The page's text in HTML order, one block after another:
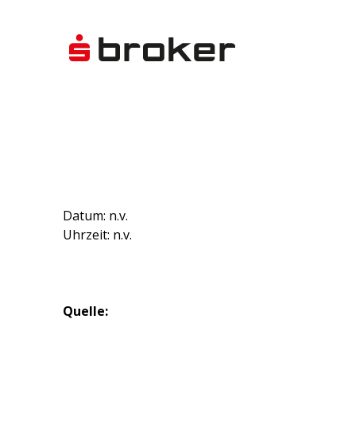
Datum: n.v.
Uhrzeit: n.v.
Quelle: